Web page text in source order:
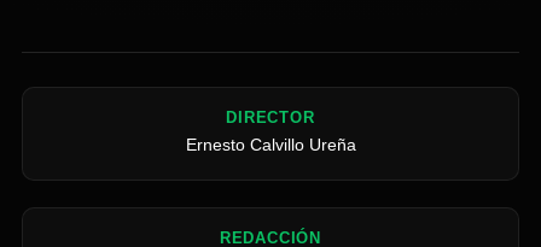
DIRECTOR
Ernesto Calvillo Ureña
REDACCIÓN